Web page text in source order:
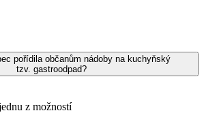
pořídila občanům nádoby na kuchyňský
tzv. gastroodpad?
z možností